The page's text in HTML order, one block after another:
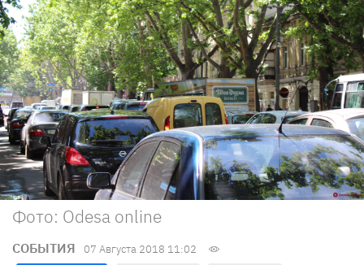
Фото: Odesa online
СОБЫТИЯ 07 Августа 2018 11:02